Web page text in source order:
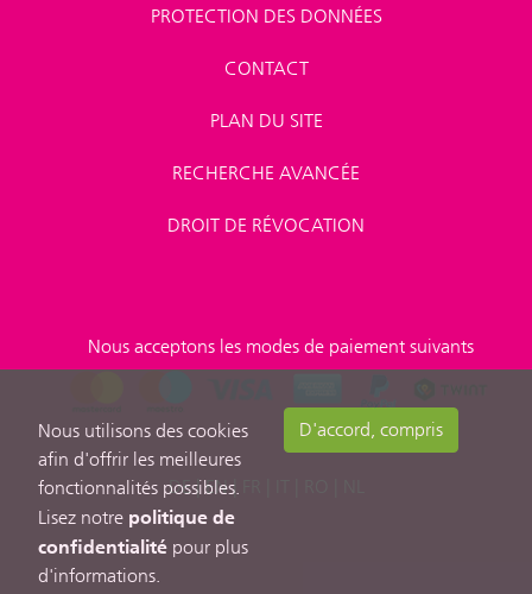
PROTECTION DES DONNÉES
CONTACT
PLAN DU SITE
RECHERCHE AVANCÉE
DROIT DE RÉVOCATION
Nous acceptons les modes de paiement suivants
DE|EN|
Nous utilisons des cookies
afin d'offrir les meilleures
fonctionnalités possibles.
Lisez notre politique de
confidentialité pour plus
d'informations.
D'accord, compris